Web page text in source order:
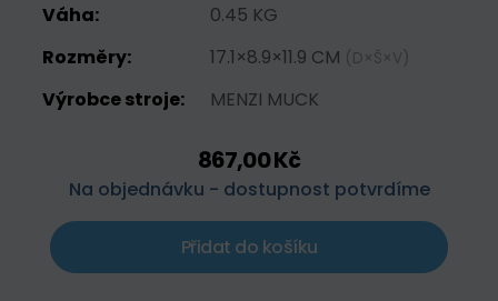
Váha:
0.45 KG
Rozměry:
17.1×8.9×11.9 CM (D×Š×V)
Výrobce stroje: MENZI MUCK
867,00 Kč
Na objednávku - dostupnost potvrdíme
Přidat do košíku